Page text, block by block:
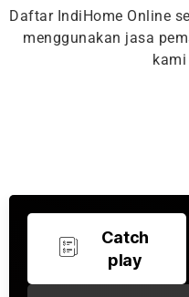
Daftar IndiHome Online
menggunakan jasa
Catch
play